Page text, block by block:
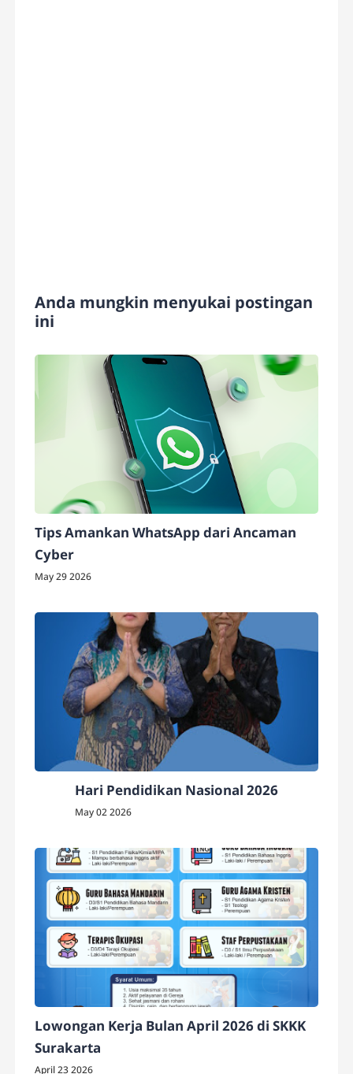
Anda mungkin menyukai postingan
ini
Tips Amankan WhatsApp dari Ancaman
Cyber
May 29 2026
Hari Pendidikan Nasional 2026
May 02 2026
Lowongan Kerja Bulan April 2026 di SKKK
Surakarta
April 23 2026